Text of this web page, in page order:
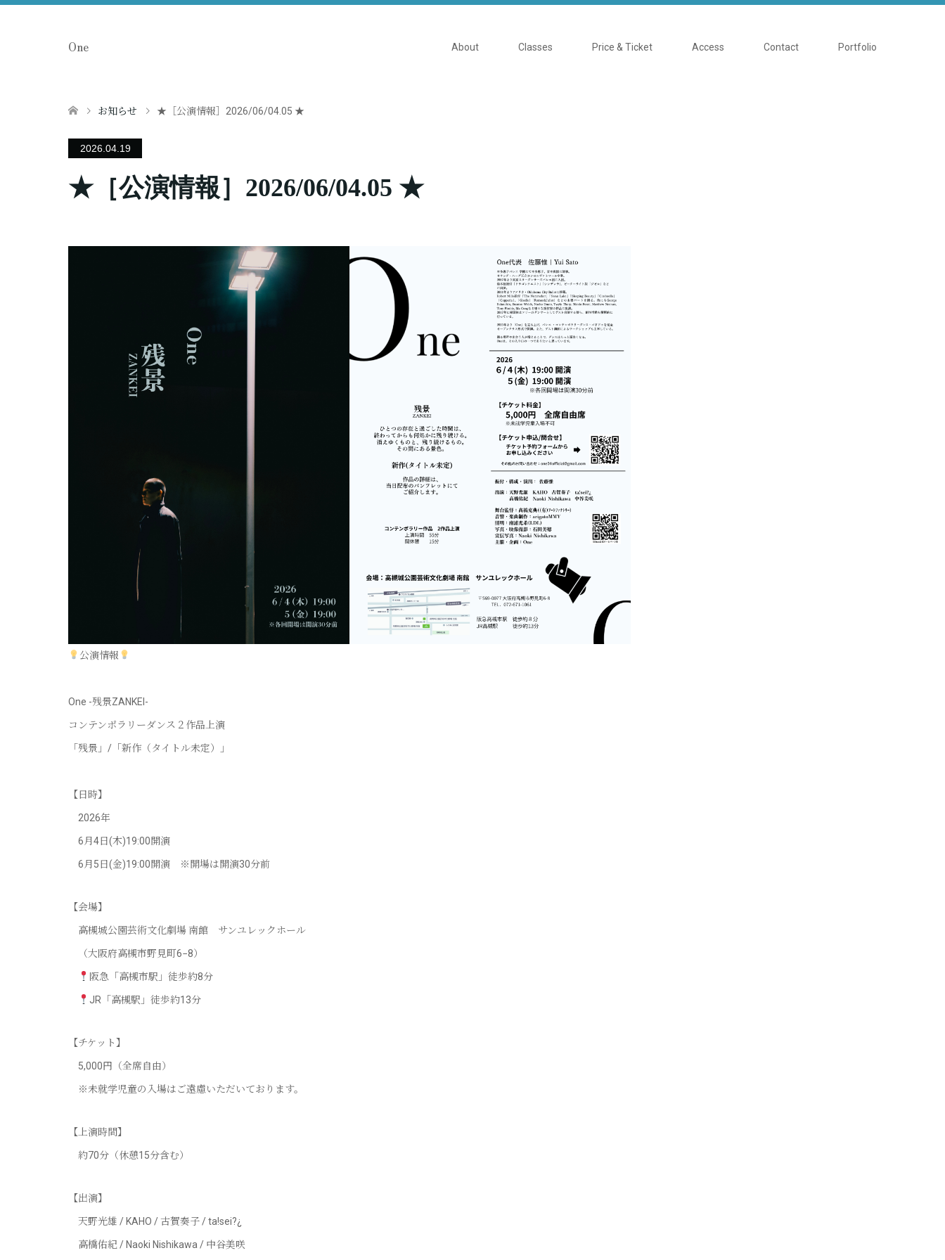
One About Classes Price & Ticket Access Contact Portfolio
お知らせ ★［公演情報］2026/06/04.05 ★
2026.04.19
★［公演情報］2026/06/04.05 ★
公演情報
One -残景ZANKEI-
コンテンポラリーダンス２作品上演
「残景」/「新作（タイトル未定）」
【日時】
2026年
6月4日(木)19:00開演
6月5日(金)19:00開演 ※開場は開演30分前
【会場】
高槻城公園芸術文化劇場 南館 サンユレックホール
（大阪府高槻市野見町6−8）
阪急「高槻市駅」徒歩約8分
JR「高槻駅」徒歩約13分
【チケット】
5,000円（全席自由）
※未就学児童の入場はご遠慮いただいております。
【上演時間】
約70分（休憩15分含む）
【出演】
天野光雄 / KAHO / 古賀奏子 / ta!sei?¿
高橋佑紀 / Naoki Nishikawa / 中谷美咲